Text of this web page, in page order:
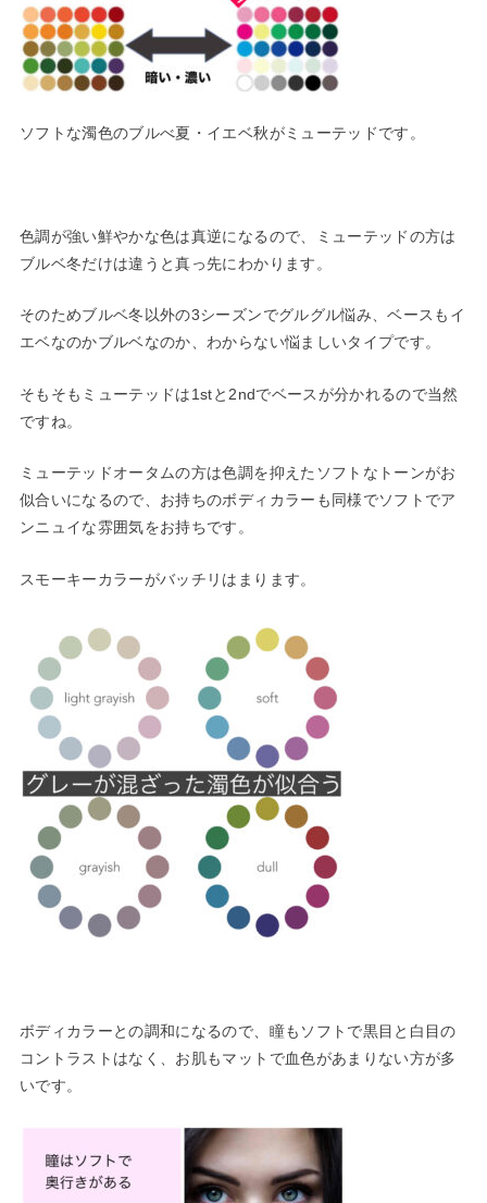
ソフトな濁色のブルべ夏・イエベ秋がミューテッドです。
色調が強い鮮やかな色は真逆になるので、ミューテッドの方は
ブルベ冬だけは違うと真っ先にわかります。
そのためブルベ冬以外の3シーズンでグルグル悩み、ベースもイ
エベなのかブルベなのか、わからない悩ましいタイプです。
そもそもミューテッドは1stと2ndでベースが分かれるので当然
ですね。
ミューテッドオータムの方は色調を抑えたソフトなトーンがお
似合いになるので、お持ちのボディカラーも同様でソフトでア
ンニュイな雰囲気をお持ちです。
スモーキーカラーがバッチリはまります。
ボディカラーとの調和になるので、瞳もソフトで黒目と白目の
コントラストはなく、お肌もマットで血色があまりない方が多
いです。